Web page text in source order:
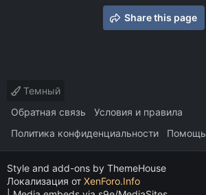
Share this page
Темный
Обратная связь
Условия и правила
Политика конфиденциальности
Помощь
Style and add-ons by ThemeHouse
Локализация от XenForo.Info